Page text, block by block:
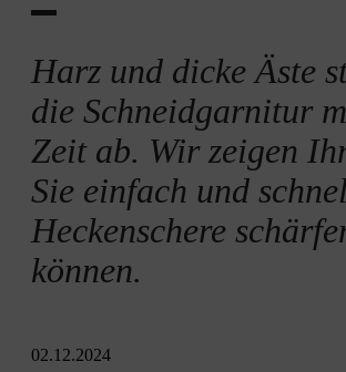
Harz und dicke Äste
die Schneidgarnitur
Zeit ab. Wir zeigen
Sie einfach und
Heckenschere
können.
02.12.2024